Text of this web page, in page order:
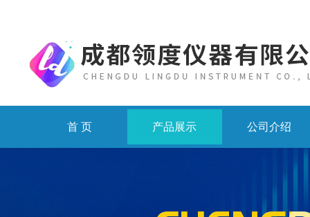
首 页 产品展示 公司介绍